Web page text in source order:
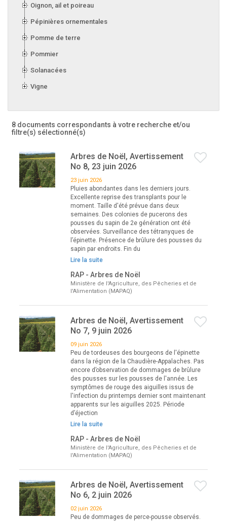
Oignon, ail et poireau
Pépinières ornementales
Pomme de terre
Pommier
Solanacées
Vigne
8 documents correspondants à votre recherche et/ou
filtre(s) sélectionné(s)
Arbres de Noël, Avertissement
No 8, 23 juin 2026
23 juin 2026
Pluies abondantes dans les derniers jours.
Excellente reprise des transplants pour le
moment. Taille d'été prévue dans deux
semaines. Des colonies de pucerons des
pousses du sapin de 2e génération ont été
observées. Surveillance des tétranyques de
l’épinette. Présence de brûlure des pousses du
sapin par endroits. Fin du
Lire la suite
RAP - Arbres de Noël
Ministère de l'Agriculture, des Pêcheries et de
l'Alimentation (MAPAQ)
Arbres de Noël, Avertissement
No 7, 9 juin 2026
09 juin 2026
Peu de tordeuses des bourgeons de l'épinette
dans la région de la Chaudière-Appalaches. Pas
encore d’observation de dommages de brûlure
des pousses sur les pousses de l'année. Les
symptômes de rouge des aiguilles issus de
l'infection du printemps dernier sont maintenant
apparents sur les aiguilles 2025. Période
d’éjection
Lire la suite
RAP - Arbres de Noël
Ministère de l'Agriculture, des Pêcheries et de
l'Alimentation (MAPAQ)
Arbres de Noël, Avertissement
No 6, 2 juin 2026
02 juin 2026
Peu de dommages de perce-pousse observés.